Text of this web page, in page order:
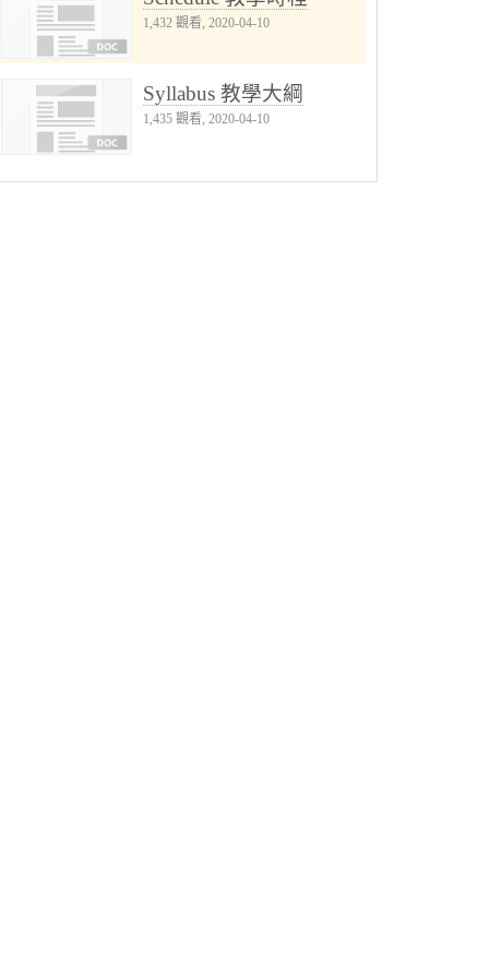
1,432 觀看, 2020-04-10
Syllabus 教學大綱
1,435 觀看, 2020-04-10